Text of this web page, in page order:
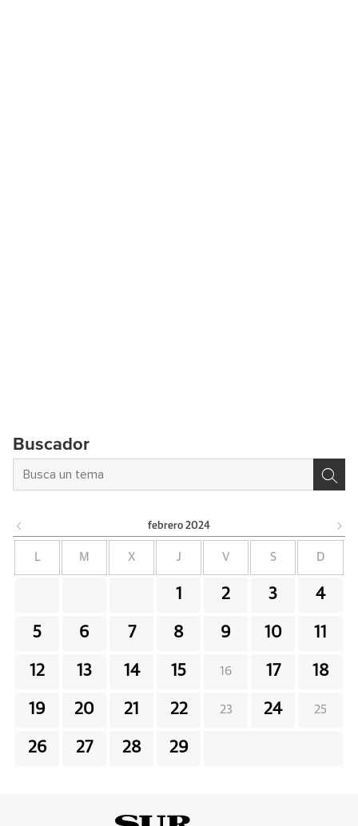
Buscador
febrero 2024
M X J V S D
1 2 3 4
5 6 7 8 9 10 11
12 13 14 15 16 17 18
19 20 21 22 23 24 25
26 27 28 29